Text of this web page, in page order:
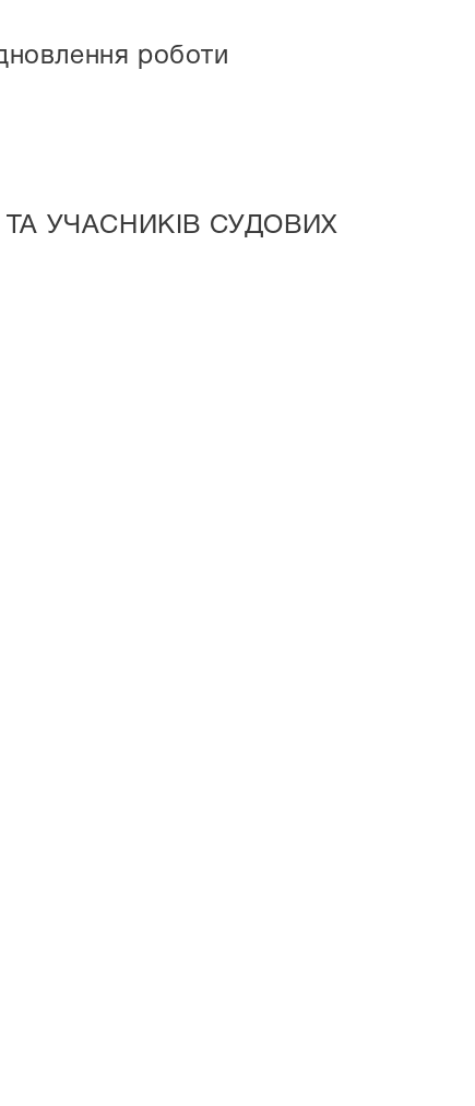
роботи
УЧАСНИКІВ СУДОВИХ